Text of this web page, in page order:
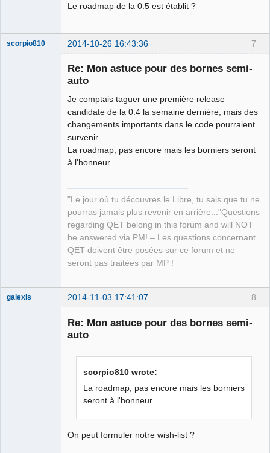
Le roadmap de la 0.5 est établit ?
7
scorpio810 2014-10-26 16:43:36
Re: Mon astuce pour des bornes semi-
auto
Je comptais taguer une première release
candidate de la 0.4 la semaine dernière, mais des
changements importants dans le code pourraient
survenir...
La roadmap, pas encore mais les borniers seront
à l'honneur.
"Le jour où tu découvres le Libre, tu sais que tu ne
pourras jamais plus revenir en arrière..."Questions
regarding QET belong in this forum and will NOT
be answered via PM! – Les questions concernant
QET doivent être posées sur ce forum et ne
seront pas traitées par MP !
8
galexis 2014-11-03 17:41:07
Re: Mon astuce pour des bornes semi-
auto
scorpio810 wrote:
La roadmap, pas encore mais les borniers
seront à l'honneur.
On peut formuler notre wish-list ?